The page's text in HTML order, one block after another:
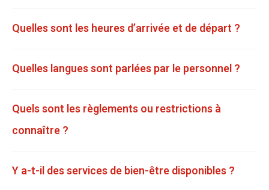
Quelles sont les heures d’arrivée et de départ ?
Quelles langues sont parlées par le personnel ?
Quels sont les règlements ou restrictions à
connaître ?
Y a-t-il des services de bien-être disponibles ?